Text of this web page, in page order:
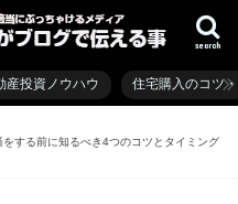
search
産投資ノウハウ 住宅購入のコツ
する前に知るべき4つのコツとタイミング